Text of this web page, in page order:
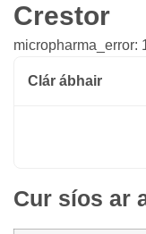
Crestor
micropharma_error:
Clár ábhair
Cur síos ar